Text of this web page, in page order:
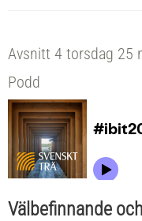
Avsnitt 4 torsdag 25
Podd
Välbefinnande